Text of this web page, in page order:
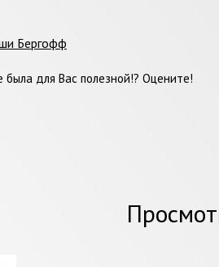
Бергофф
для Вас полезной!? Оцените!